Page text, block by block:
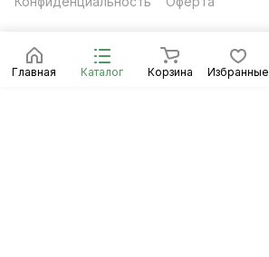
Главная Каталог Корзина Избранные